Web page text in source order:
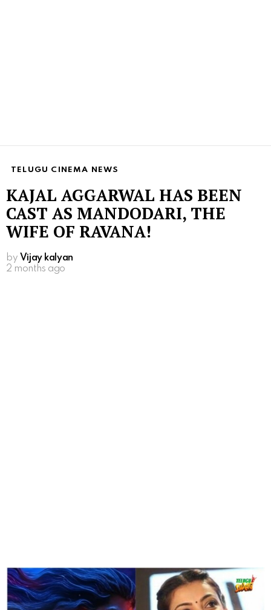
TELUGU CINEMA NEWS
KAJAL AGGARWAL HAS BEEN
CAST AS MANDODARI, THE
WIFE OF RAVANA!
by Vijay kalyan
2 months ago